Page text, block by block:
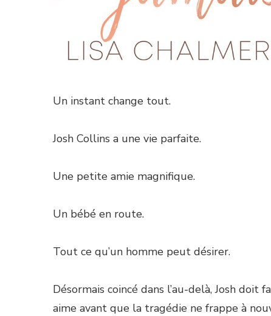
Un instant change tout.
Josh Collins a une vie parfaite.
Une petite amie magnifique.
Un bébé en route.
Tout ce qu’un homme peut désirer.
Désormais coincé dans l’au-delà, Josh
aime avant que la tragédie ne frappe à